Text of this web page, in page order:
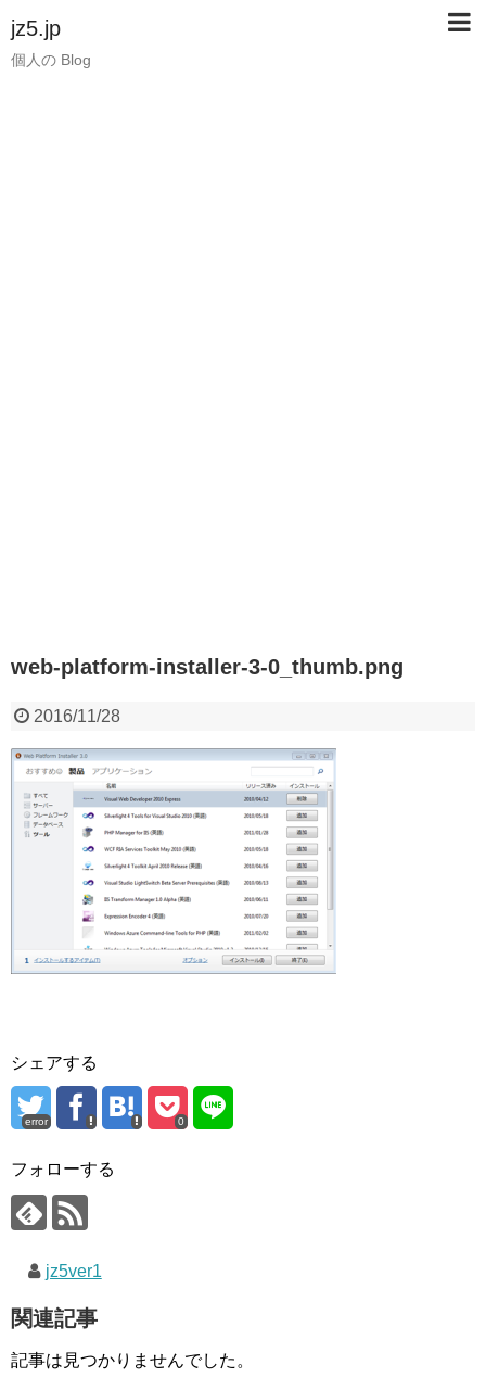
jz5.jp
個人の Blog
web-platform-installer-3-0_thumb.png
2016/11/28
シェアする
error 0
フォローする
jz5ver1
関連記事
記事は見つかりませんでした。